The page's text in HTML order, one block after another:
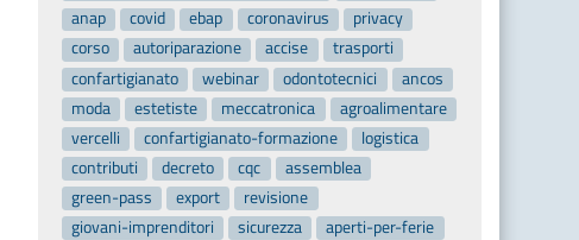
anap
covid ebap coronavirus
privacy
corso
autoriparazione accise
trasporti
confartigianato
webinar odontotecnici
ancos
moda
estetiste meccatronica
agroalimentare
vercelli
confartigianato-formazione
logistica
contributi
decreto cqc
assemblea
green-pass
export
revisione
giovani-imprenditori
sicurezza
aperti-per-ferie